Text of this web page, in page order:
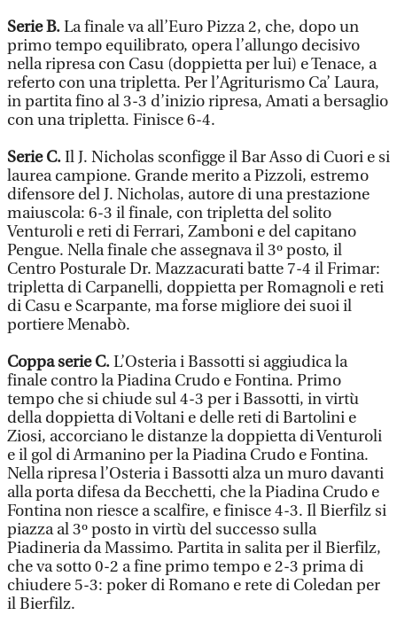
Serie B.La finale va all’Euro Pizza 2, che, dopo un
primo tempo equilibrato, opera l’allungo decisivo
nella ripresa con Casu (doppietta per lui) e Tenace, a
referto con una tripletta. Per l’Agriturismo Ca’ Laura,
in partita fino al 3-3 d’inizio ripresa, Amati a bersaglio
con una tripletta. Finisce 6-4.
Serie C.Il J. Nicholas sconfigge il Bar Asso di Cuori e si
laurea campione. Grande merito a Pizzoli, estremo
difensore del J. Nicholas, autore di una prestazione
maiuscola: 6-3 il finale, con tripletta del solito
Venturoli e reti di Ferrari, Zamboni e del capitano
Pengue. Nella finale che assegnava il 3º posto, il
Centro Posturale Dr. Mazzacurati batte 7-4 il Frimar:
tripletta di Carpanelli, doppietta per Romagnoli e reti
di Casu e Scarpante, ma forse migliore dei suoi il
portiere Menabò.
Coppa serie C.L’Osteria i Bassotti si aggiudica la
finale contro la Piadina Crudo e Fontina. Primo
tempo che si chiude sul 4-3 per i Bassotti, in virtù
della doppietta di Voltani e delle reti di Bartolini e
Ziosi, accorciano le distanze la doppietta di Venturoli
e il gol di Armanino per la Piadina Crudo e Fontina.
Nella ripresa l’Osteria i Bassotti alza un muro davanti
alla porta difesa da Becchetti, che la Piadina Crudo e
Fontina non riesce a scalfire, e finisce 4-3. Il Bierfilz si
piazza al 3º posto in virtù del successo sulla
Piadineria da Massimo. Partita in salita per il Bierfilz,
che va sotto 0-2 a fine primo tempo e 2-3 prima di
chiudere 5-3: poker di Romano e rete di Coledan per
il Bierfilz.